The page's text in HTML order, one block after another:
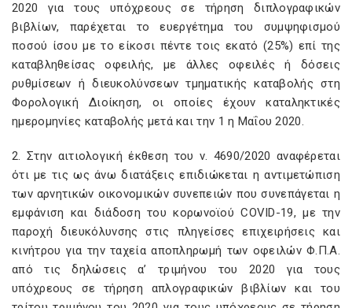
2020 για τους υπόχρεους σε τήρηση διπλογραφικών
βιβλίων, παρέχεται το ευεργέτημα του συμψηφισμού
ποσού ίσου με το είκοσι πέντε τοις εκατό (25%) επί της
καταβληθείσας οφειλής, με άλλες οφειλές ή δόσεις
ρυθμίσεων ή διευκολύνσεων τμηματικής καταβολής στη
Φορολογική Διοίκηση, οι οποίες έχουν καταληκτικές
ημερομηνίες καταβολής μετά και την 1 η Μαΐου 2020.
2. Στην αιτιολογική έκθεση του ν. 4690/2020 αναφέρεται
ότι με τις ως άνω διατάξεις επιδιώκεται η αντιμετώπιση
των αρνητικών οικονομικών συνεπειών που συνεπάγεται η
εμφάνιση και διάδοση του κορωνοϊού COVID-19, με την
παροχή διευκόλυνσης στις πληγείσες επιχειρήσεις και
κινήτρου για την ταχεία αποπληρωμή των οφειλών Φ.Π.Α.
από τις δηλώσεις α’ τριμήνου του 2020 για τους
υπόχρεους σε τήρηση απλογραφικών βιβλίων και του